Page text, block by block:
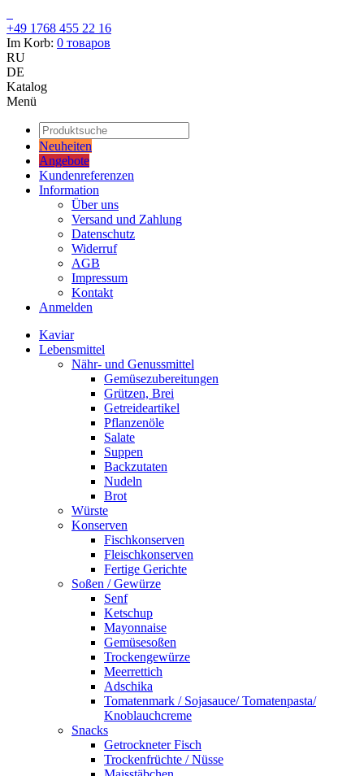
+49 1768 455 22 16
Im Korb: 0 товаров
RU
DE
Katalog
Menü
Neuheiten
Angebote
Kundenreferenzen
Information
Über uns
Versand und Zahlung
Datenschutz
Widerruf
AGB
Impressum
Kontakt
Anmelden
Kaviar
Lebensmittel
Nähr- und Genussmittel
Gemüsezubereitungen
Grützen, Brei
Getreideartikel
Pflanzenöle
Salate
Suppen
Backzutaten
Nudeln
Brot
Würste
Konserven
Fischkonserven
Fleischkonserven
Fertige Gerichte
Soßen / Gewürze
Senf
Ketschup
Mayonnaise
Gemüsesoßen
Trockengewürze
Meerrettich
Adschika
Tomatenmark / Sojasauce/ Tomatenpasta/
Knoblauchcreme
Snacks
Getrockneter Fisch
Trockenfrüchte / Nüsse